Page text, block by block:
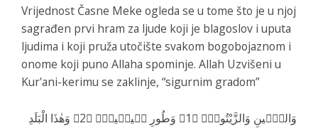
Vrijednost Časne Meke ogleda se u tome što je u njoj
sagrađen prvi hram za ljude koji je blagoslov i uputa
ljudima i koji pruža utočište svakom bogobojaznom i
onome koji puno Allaha spominje. Allah Uzvišeni u
Kur'ani-kerimu se zaklinje, “sigurnim gradom”
وَالتّ۪ينِ وَالزَّيْتُونِۙ ﴿1﴾ وَطُورِ س۪ين۪ينَۙ ﴿2﴾ وَهٰذَا الْبَلَدِ